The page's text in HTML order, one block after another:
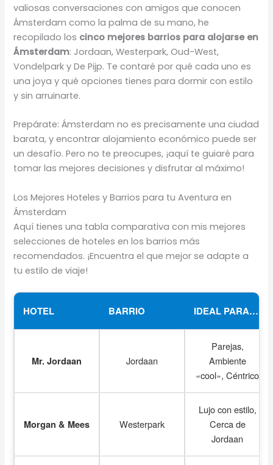
valiosas conversaciones con amigos que conocen
Ámsterdam como la palma de su mano, he
recopilado los cinco mejores barrios para alojarse en
Ámsterdam: Jordaan, Westerpark, Oud-West,
Vondelpark y De Pijp. Te contaré por qué cada uno es
una joya y qué opciones tienes para dormir con estilo
y sin arruinarte.
Prepárate: Ámsterdam no es precisamente una ciudad
barata, y encontrar alojamiento económico puede ser
un desafío. Pero no te preocupes, ¡aquí te guiaré para
tomar las mejores decisiones y disfrutar al máximo!
Los Mejores Hoteles y Barrios para tu Aventura en
Ámsterdam
Aquí tienes una tabla comparativa con mis mejores
selecciones de hoteles en los barrios más
recomendados. ¡Encuentra el que mejor se adapte a
tu estilo de viaje!
HOTEL BARRIO IDEAL PARA…
Mr. Jordaan Jordaan
Parejas,
Ambiente
«cool», Céntrico
Morgan & Mees Westerpark
Lujo con estilo,
Cerca de
Jordaan